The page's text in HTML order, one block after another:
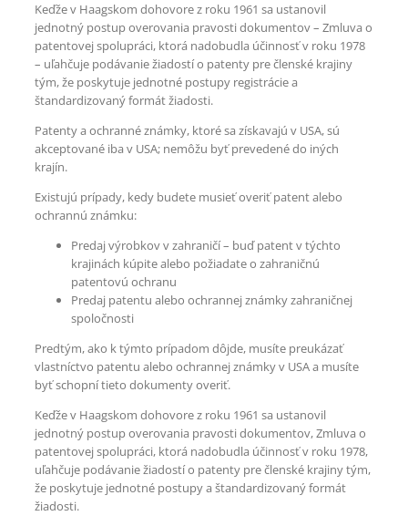
Keďže v Haagskom dohovore z roku 1961 sa ustanovil
jednotný postup overovania pravosti dokumentov – Zmluva o
patentovej spolupráci, ktorá nadobudla účinnosť v roku 1978
– uľahčuje podávanie žiadostí o patenty pre členské krajiny
tým, že poskytuje jednotné postupy registrácie a
štandardizovaný formát žiadosti.
Patenty a ochranné známky, ktoré sa získavajú v USA, sú
akceptované iba v USA; nemôžu byť prevedené do iných
krajín.
Existujú prípady, kedy budete musieť overiť patent alebo
ochrannú známku:
Predaj výrobkov v zahraničí – buď patent v týchto
krajinách kúpite alebo požiadate o zahraničnú
patentovú ochranu
Predaj patentu alebo ochrannej známky zahraničnej
spoločnosti
Predtým, ako k týmto prípadom dôjde, musíte preukázať
vlastníctvo patentu alebo ochrannej známky v USA a musíte
byť schopní tieto dokumenty overiť.
Keďže v Haagskom dohovore z roku 1961 sa ustanovil
jednotný postup overovania pravosti dokumentov, Zmluva o
patentovej spolupráci, ktorá nadobudla účinnosť v roku 1978,
uľahčuje podávanie žiadostí o patenty pre členské krajiny tým,
že poskytuje jednotné postupy a štandardizovaný formát
žiadosti.